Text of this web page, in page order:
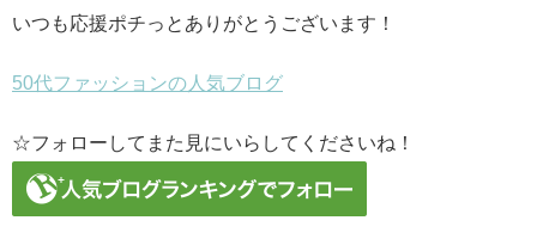
いつも応援ポチっとありがとうございます！
50代ファッションの人気ブログ
☆フォローしてまた見にいらしてくださいね！